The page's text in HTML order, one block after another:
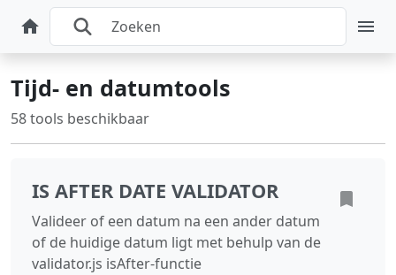
Tijd‑ en datumtools
58 tools beschikbaar
IS AFTER DATE VALIDATOR
Valideer of een datum na een ander datum
of de huidige datum ligt met behulp van de
validator.js isAfter-functie